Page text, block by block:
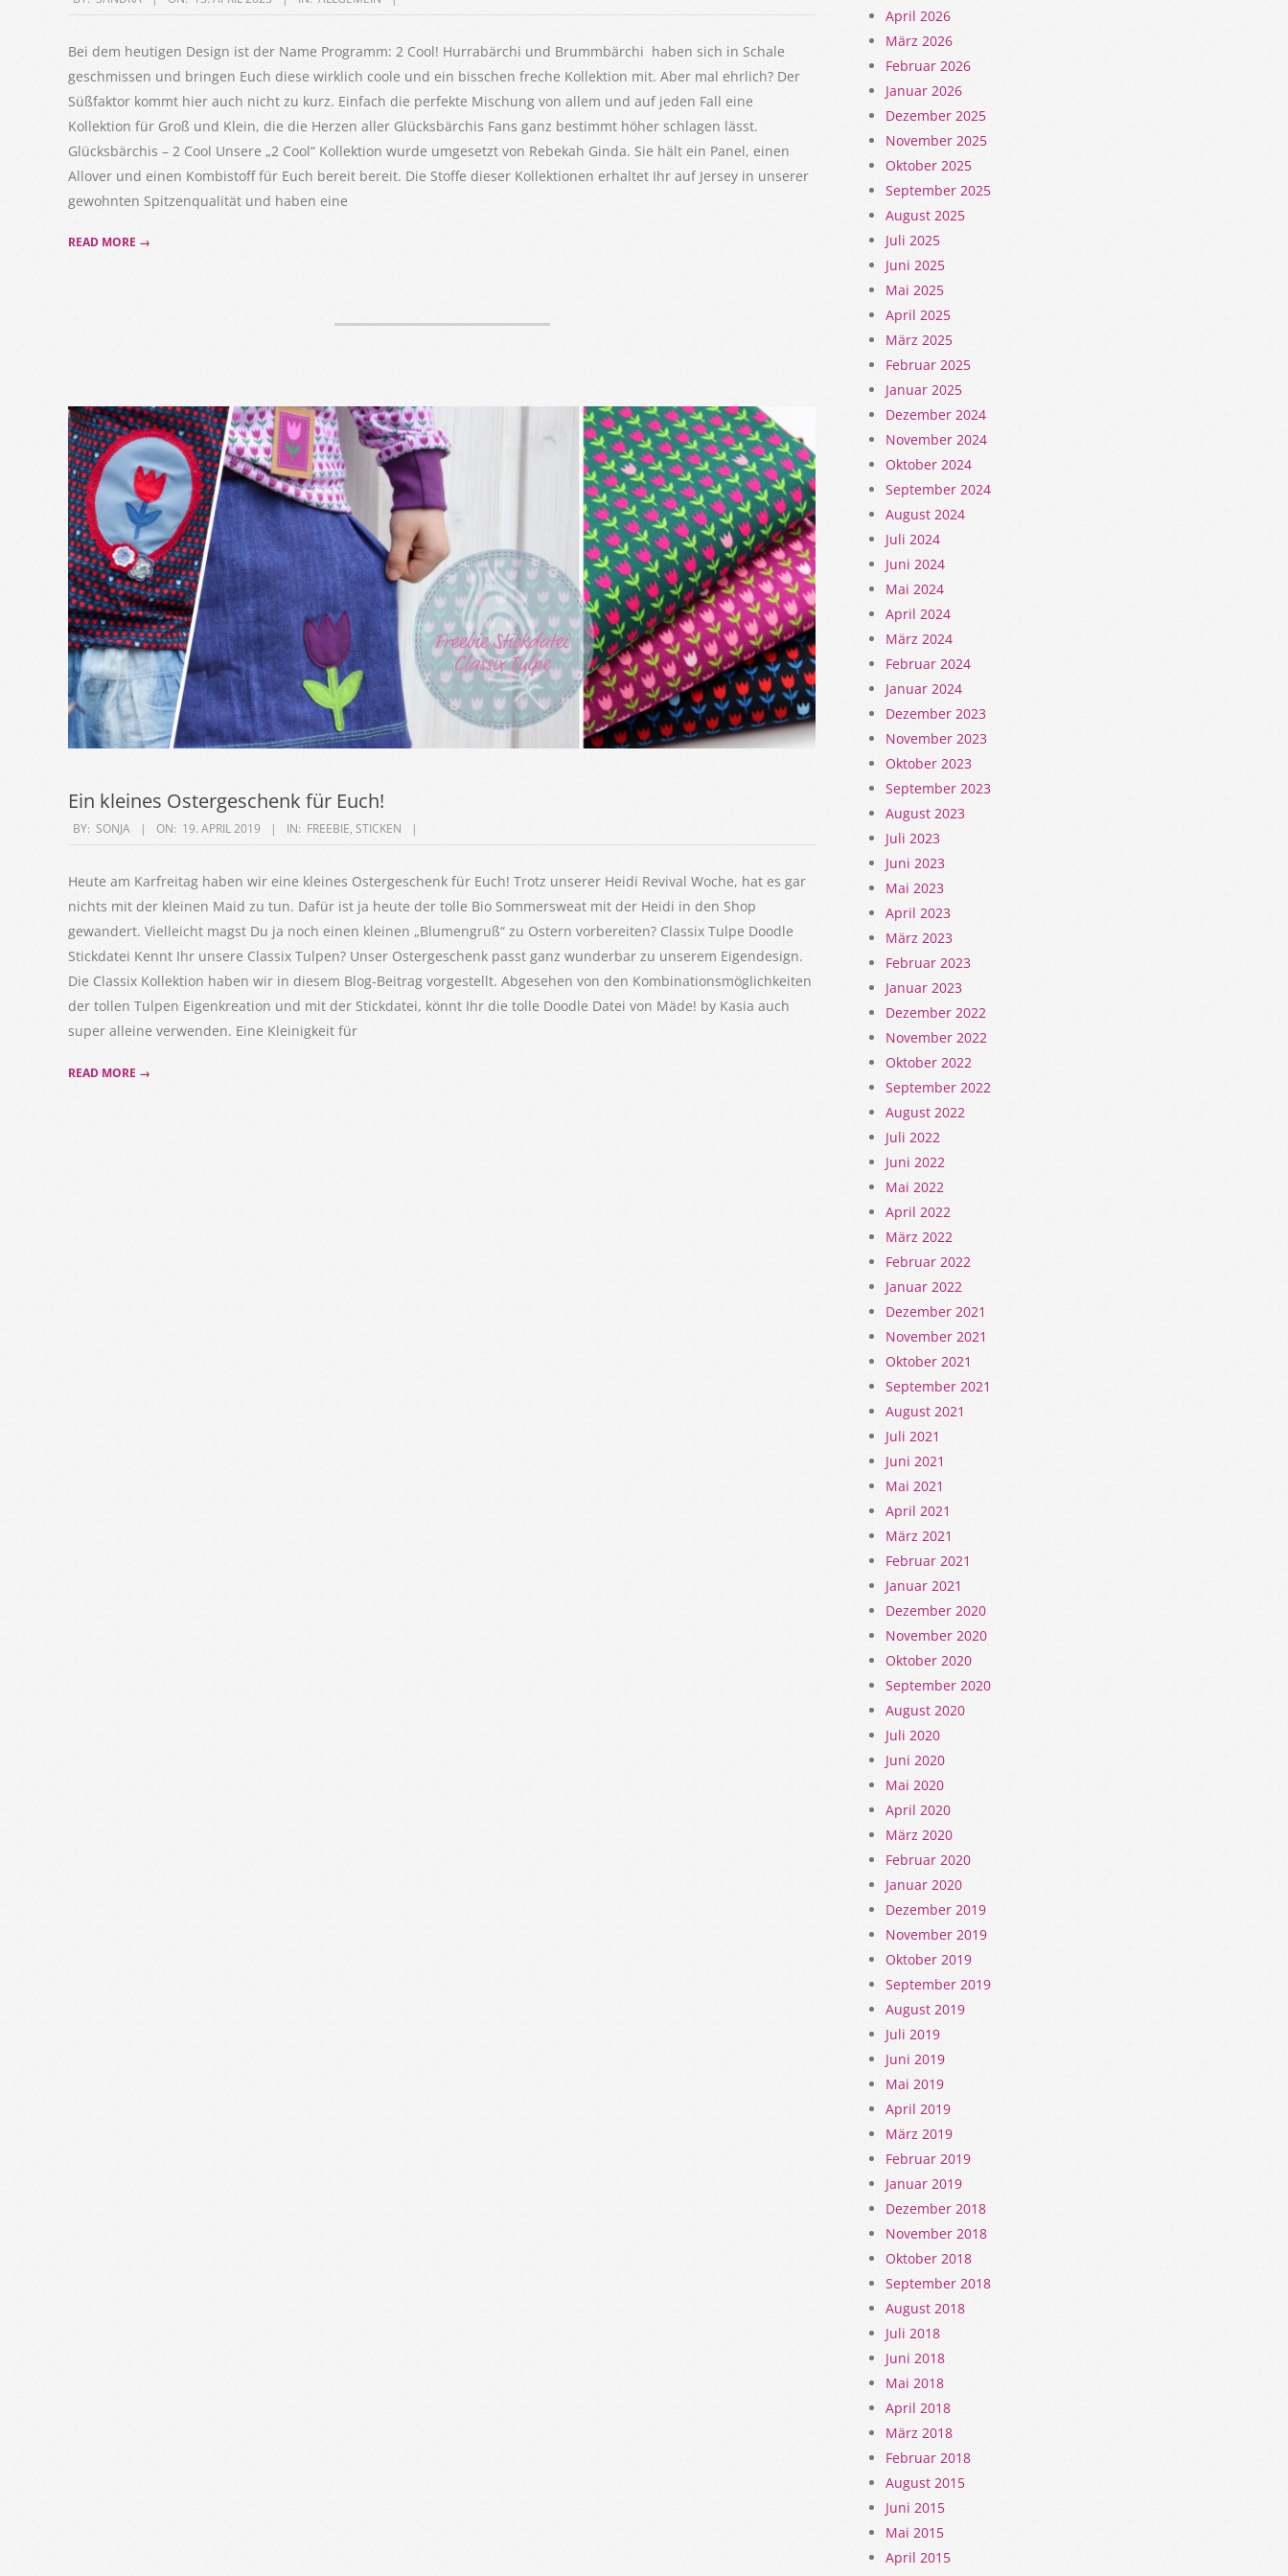
13
Bei dem heutigen Design ist der Name Programm: 2 Cool! Hurrabärchi und Brummbärchi haben sich in Schale
geschmissen und bringen Euch diese wirklich coole und ein bisschen freche Kollektion mit. Aber mal ehrlich? Der
Süßfaktor kommt hier auch nicht zu kurz. Einfach die perfekte Mischung von allem und auf jeden Fall eine
Kollektion für Groß und Klein, die die Herzen aller Glücksbärchis Fans ganz bestimmt höher schlagen lässt.
Glücksbärchis – 2 Cool Unsere „2 Cool“ Kollektion wurde umgesetzt von Rebekah Ginda. Sie hält ein Panel, einen
Allover und einen Kombistoff für Euch bereit bereit. Die Stoffe dieser Kollektionen erhaltet Ihr auf Jersey in unserer
gewohnten Spitzenqualität und haben eine
READ MORE →
Ein kleines Ostergeschenk für Euch!
2019-
19
BY: SONJA ON: 19. APRIL 2019 IN: FREEBIE, STICKEN
Heute am Karfreitag haben wir eine kleines Ostergeschenk für Euch! Trotz unserer Heidi Revival Woche, hat es gar
nichts mit der kleinen Maid zu tun. Dafür ist ja heute der tolle Bio Sommersweat mit der Heidi in den Shop
gewandert. Vielleicht magst Du ja noch einen kleinen „Blumengruß“ zu Ostern vorbereiten? Classix Tulpe Doodle
Stickdatei Kennt Ihr unsere Classix Tulpen? Unser Ostergeschenk passt ganz wunderbar zu unserem Eigendesign.
Die Classix Kollektion haben wir in diesem Blog-Beitrag vorgestellt. Abgesehen von den Kombinationsmöglichkeiten
der tollen Tulpen Eigenkreation und mit der Stickdatei, könnt Ihr die tolle Doodle Datei von Mäde! by Kasia auch
super alleine verwenden. Eine Kleinigkeit für
READ MORE →
April 2026
März 2026
Februar 2026
Januar 2026
Dezember 2025
November 2025
Oktober 2025
September 2025
August 2025
Juli 2025
Juni 2025
Mai 2025
April 2025
März 2025
Februar 2025
Januar 2025
Dezember 2024
November 2024
Oktober 2024
September 2024
August 2024
Juli 2024
Juni 2024
Mai 2024
April 2024
März 2024
Februar 2024
Januar 2024
Dezember 2023
November 2023
Oktober 2023
September 2023
August 2023
Juli 2023
Juni 2023
Mai 2023
April 2023
März 2023
Februar 2023
Januar 2023
Dezember 2022
November 2022
Oktober 2022
September 2022
August 2022
Juli 2022
Juni 2022
Mai 2022
April 2022
März 2022
Februar 2022
Januar 2022
Dezember 2021
November 2021
Oktober 2021
September 2021
August 2021
Juli 2021
Juni 2021
Mai 2021
April 2021
März 2021
Februar 2021
Januar 2021
Dezember 2020
November 2020
Oktober 2020
September 2020
August 2020
Juli 2020
Juni 2020
Mai 2020
April 2020
März 2020
Februar 2020
Januar 2020
Dezember 2019
November 2019
Oktober 2019
September 2019
August 2019
Juli 2019
Juni 2019
Mai 2019
April 2019
März 2019
Februar 2019
Januar 2019
Dezember 2018
November 2018
Oktober 2018
September 2018
August 2018
Juli 2018
Juni 2018
Mai 2018
April 2018
März 2018
Februar 2018
August 2015
Juni 2015
Mai 2015
April 2015